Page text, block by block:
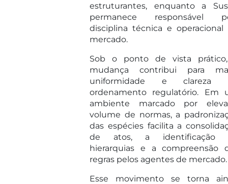
estruturantes, enquanto a
permanece responsável
disciplina técnica e operacional
mercado.
Sob o ponto de vista
mudança contribui para
uniformidade e clareza
ordenamento regulatório. Em
ambiente marcado por
volume de normas, a
das espécies facilita a
de atos, a identificação
hierarquias e a compreensão
regras pelos agentes de mercado.
Esse movimento se torna